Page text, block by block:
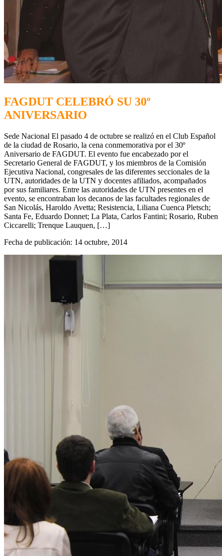
FAGDUT CELEBRÓ SU 30º
ANIVERSARIO
Sede Nacional El pasado 4 de octubre se realizó en el Club Español
de la ciudad de Rosario, la cena conmemorativa por el 30º
Aniversario de FAGDUT. El evento fue encabezado por el
Secretario General de FAGDUT, y los miembros de la Comisión
Ejecutiva Nacional, congresales de las diferentes seccionales de la
UTN, autoridades de la UTN y docentes afiliados, acompañados
por sus familiares. Entre las autoridades de UTN presentes en el
evento, se encontraban los decanos de las facultades regionales de
San Nicolás, Haroldo Avetta; Resistencia, Liliana Cuenca Pletsch;
Santa Fe, Eduardo Donnet; La Plata, Carlos Fantini; Rosario, Ruben
Ciccarelli; Trenque Lauquen, […]
Fecha de publicación: 14 octubre, 2014